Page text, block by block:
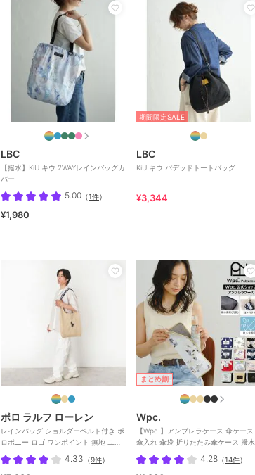
LBC
【撥水】KiU キウ 2WAYレインバッグカ
バー
5.00 （1件）
¥1,980
期間限定SALE
LBC
KiU キウ パデッドトートバッグ
¥3,344
ポロ ラルフ ローレン
レインバッグ ショルダーベルト付き ポ
ロポニー ロゴ ワンポイント 無地 ユニ
セックス
4.33 （9件）
まとめ割
Wpc.
【Wpc.】アンブレラケース 傘ケース
傘入れ 傘袋 折りたたみ傘ケース 撥水
レディース 女性
4.28 （14件）